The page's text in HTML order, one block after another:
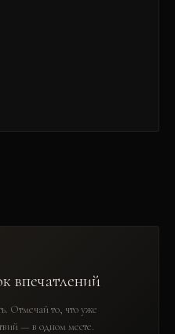
впечатлений
Отмечай то, что уже
— в одном месте.